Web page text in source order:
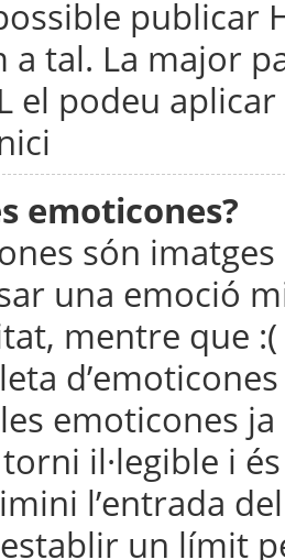
publicar
a tal. La major
el podeu
emoticones?
són
una emoció
mentre que
emoticones
il·legible i
l’entrada
un límit